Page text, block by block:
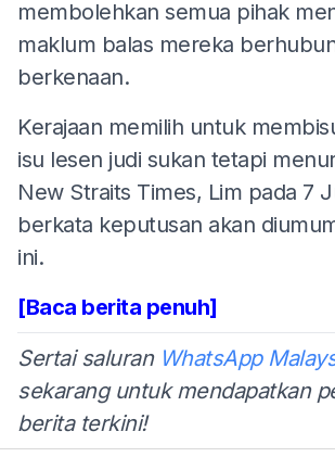
membolehkan semua pihak
maklum balas mereka
berkenaan.
Kerajaan memilih untuk
isu lesen judi sukan tetapi
New Straits Times, Lim pada 7
berkata keputusan akan
ini.
[Baca berita penuh]
Sertai saluran WhatsApp
sekarang untuk mendapatkan
berita terkini!